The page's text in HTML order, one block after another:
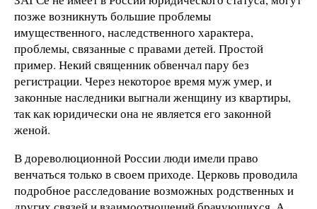
позже возникнуть большие проблемы
имущественного, наследственного характера,
проблемы, связанные с правами детей. Простой
пример. Некий священник обвенчал пару без
регистрации. Через некоторое время муж умер, и
законные наследники выгнали женщину из квартиры,
так как юридически она не является его законной
женой.
В дореволюционной России люди имели право
венчаться только в своем приходе. Церковь проводила
подробное расследование возможных родственных и